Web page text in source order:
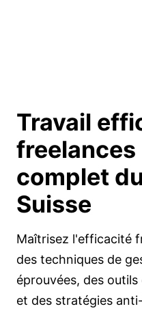
Travail
freelances
complet du
Suisse
Maîtrisez l'efficacité
des techniques de
éprouvées, des
et des stratégies